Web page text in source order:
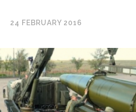
24 FEBRUARY 2016